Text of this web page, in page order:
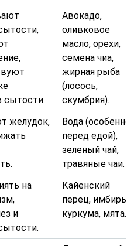
сытости.
Авокадо,
оливковое
масло, орехи,
семена чиа,
жирная рыба
(лосось,
скумбрия).
желудок,
Вода (особенно
перед едой),
зеленый чай,
травяные чаи.
на
и
Кайенский
перец, имбирь,
куркума, мята.